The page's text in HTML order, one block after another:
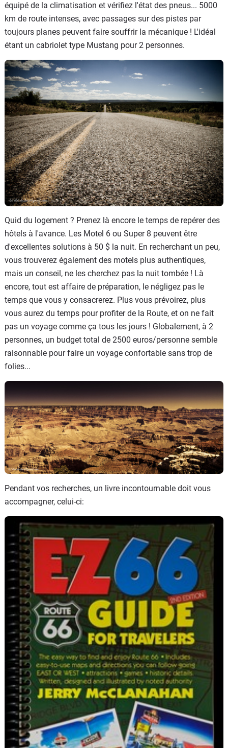
équipé de la climatisation et vérifiez l'état des pneus... 5000
km de route intenses, avec passages sur des pistes par
toujours planes peuvent faire souffrir la mécanique ! L'idéal
étant un cabriolet type Mustang pour 2 personnes.
Quid du logement ? Prenez là encore le temps de repérer des
hôtels à l'avance. Les Motel 6 ou Super 8 peuvent être
d'excellentes solutions à 50 $ la nuit. En recherchant un peu,
vous trouverez également des motels plus authentiques,
mais un conseil, ne les cherchez pas la nuit tombée ! Là
encore, tout est affaire de préparation, le négligez pas le
temps que vous y consacrerez. Plus vous prévoirez, plus
vous aurez du temps pour profiter de la Route, et on ne fait
pas un voyage comme ça tous les jours ! Globalement, à 2
personnes, un budget total de 2500 euros/personne semble
raisonnable pour faire un voyage confortable sans trop de
folies...
Pendant vos recherches, un livre incontournable doit vous
accompagner, celui-ci: